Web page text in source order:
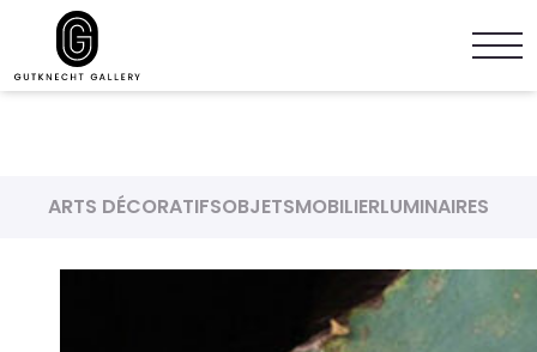
ARTS DÉCORATIFSOBJETSMOBILIERLUMINAIRES